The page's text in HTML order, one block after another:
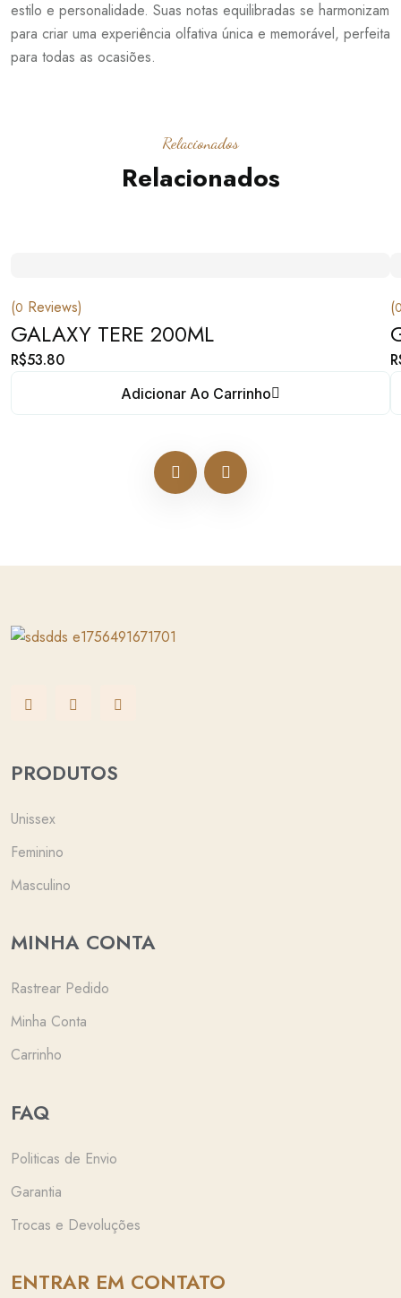
estilo e personalidade. Suas notas equilibradas se harmonizam
para criar uma experiência olfativa única e memorável, perfeita
para todas as ocasiões.
Relacionados
Relacionados
(0 Reviews)
GALAXY TERE 200ML
R$53.80
Adicionar Ao Carrinho
(
PRODUTOS
Unissex
Feminino
Masculino
MINHA CONTA
Rastrear Pedido
Minha Conta
Carrinho
FAQ
Politicas de Envio
Garantia
Trocas e Devoluções
ENTRAR EM CONTATO